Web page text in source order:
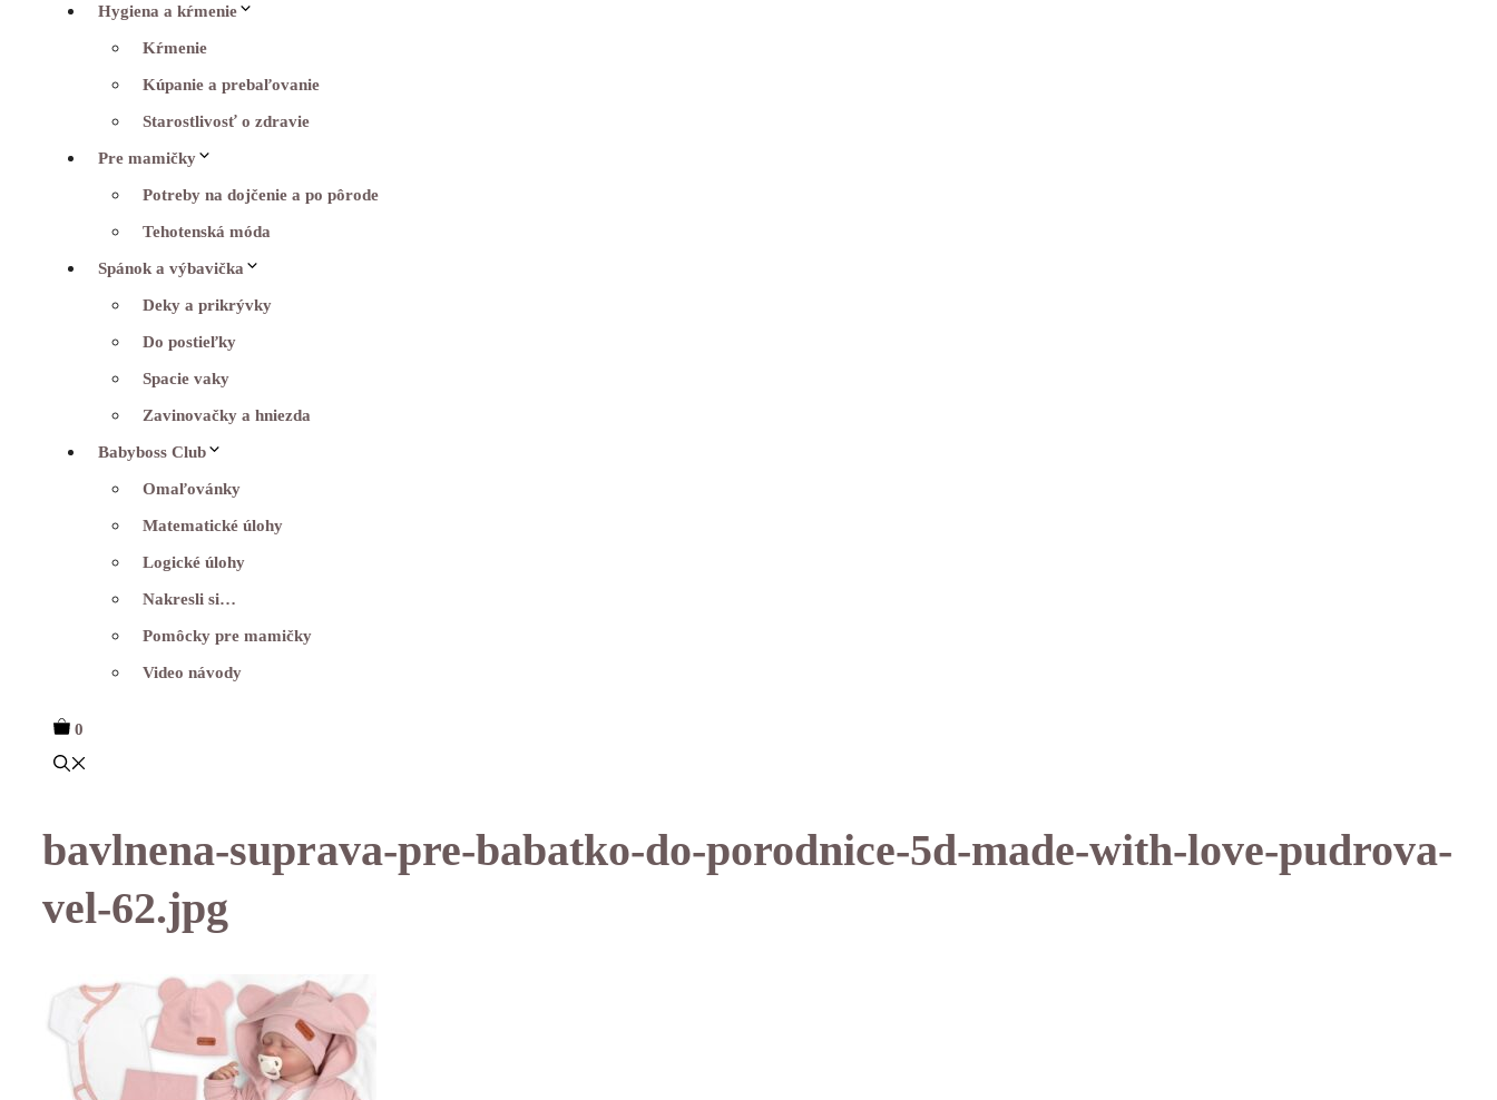
Hygiena a kŕmenie
Kŕmenie
Kúpanie a prebaľovanie
Starostlivosť o zdravie
Pre mamičky
Potreby na dojčenie a po pôrode
Tehotenská móda
Spánok a výbavička
Deky a prikrývky
Do postieľky
Spacie vaky
Zavinovačky a hniezda
Babyboss Club
Omaľovánky
Matematické úlohy
Logické úlohy
Nakresli si…
Pomôcky pre mamičky
Video návody
0
bavlnena-suprava-pre-babatko-do-porodnice-5d-made-with-love-pudrova-
vel-62.jpg